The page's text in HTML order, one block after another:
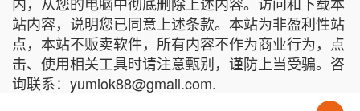
站内容，说明您已同意上述条款。本站为非盈利性站
点，本站不贩卖软件，所有内容不作为商业行为，点
击、使用相关工具时请注意甄别，谨防上当受骗。咨
询联系：yumiok88@gmail.com.